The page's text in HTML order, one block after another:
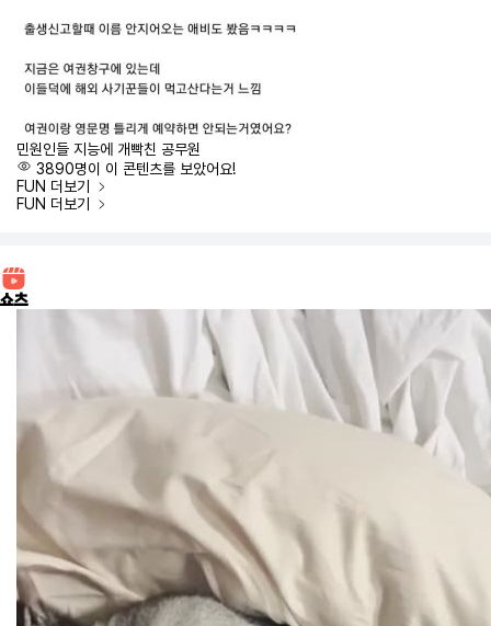
민원인들 지능에 개빡친 공무원
3890명이 이 콘텐츠를 보았어요!
FUN 더보기
FUN 더보기
쇼츠